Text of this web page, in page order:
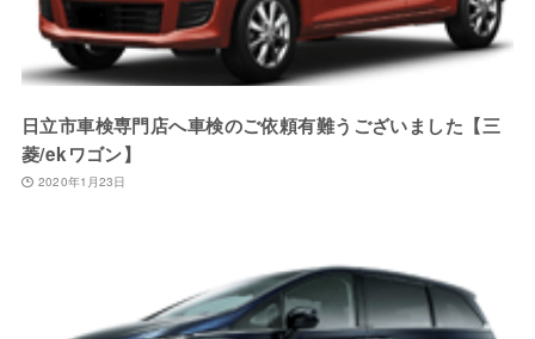
日立市車検専門店へ車検のご依頼有難うございました【三
菱/ekワゴン】
2020年1月23日